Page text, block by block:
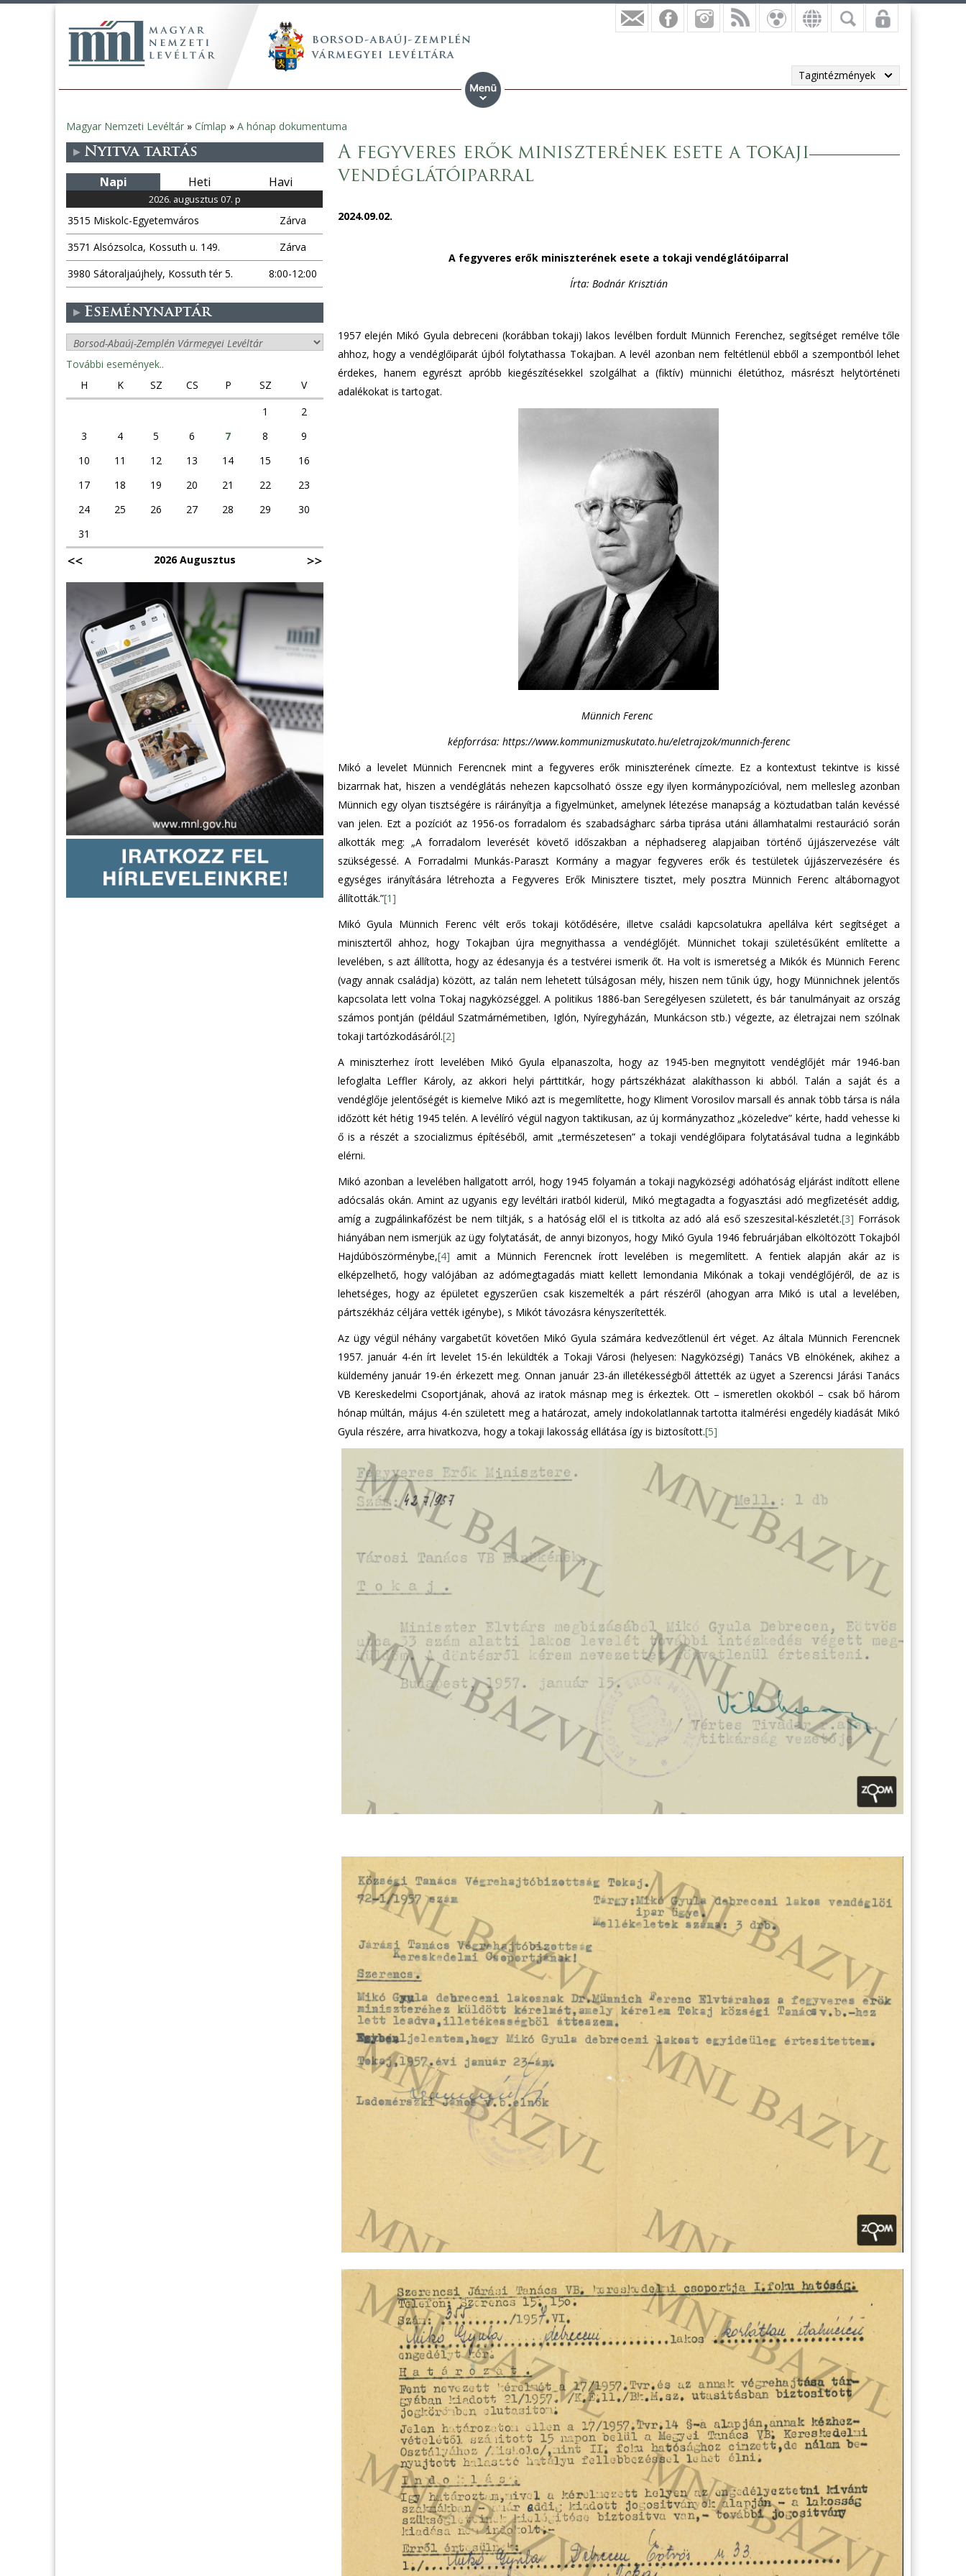
Tagintézmények
Jelenlegi
hely
Magyar Nemzeti Levéltár » Címlap » A hónap dokumentuma
A fegyveres erők miniszterének esete a tokaji
vendéglátóiparral
2024.09.02.
A fegyveres erők miniszterének esete a tokaji vendéglátóiparral
Írta: Bodnár Krisztián
1957 elején Mikó Gyula debreceni (korábban tokaji) lakos levélben fordult Münnich Ferenchez, segítséget remélve tőle
ahhoz, hogy a vendéglőiparát újból folytathassa Tokajban. A levél azonban nem feltétlenül ebből a szempontból lehet
érdekes, hanem egyrészt apróbb kiegészítésekkel szolgálhat a (fiktív) münnichi életúthoz, másrészt helytörténeti
adalékokat is tartogat.
Münnich Ferenc
képforrása: https://www.kommunizmuskutato.hu/eletrajzok/munnich-ferenc
Mikó a levelet Münnich Ferencnek mint a fegyveres erők miniszterének címezte. Ez a kontextust tekintve is kissé
bizarrnak hat, hiszen a vendéglátás nehezen kapcsolható össze egy ilyen kormánypozícióval, nem mellesleg azonban
Münnich egy olyan tisztségére is ráirányítja a figyelmünket, amelynek létezése manapság a köztudatban talán kevéssé
van jelen. Ezt a pozíciót az 1956-os forradalom és szabadságharc sárba tiprása utáni államhatalmi restauráció során
alkották meg: „A forradalom leverését követő időszakban a néphadsereg alapjaiban történő újjászervezése vált
szükségessé. A Forradalmi Munkás-Paraszt Kormány a magyar fegyveres erők és testületek újjászervezésére és
egységes irányítására létrehozta a Fegyveres Erők Minisztere tisztet, mely posztra Münnich Ferenc altábornagyot
állították.”[1]
Mikó Gyula Münnich Ferenc vélt erős tokaji kötődésére, illetve családi kapcsolatukra apellálva kért segítséget a
minisztertől ahhoz, hogy Tokajban újra megnyithassa a vendéglőjét. Münnichet tokaji születésűként említette a
levelében, s azt állította, hogy az édesanyja és a testvérei ismerik őt. Ha volt is ismeretség a Mikók és Münnich Ferenc
(vagy annak családja) között, az talán nem lehetett túlságosan mély, hiszen nem tűnik úgy, hogy Münnichnek jelentős
kapcsolata lett volna Tokaj nagyközséggel. A politikus 1886-ban Seregélyesen született, és bár tanulmányait az ország
számos pontján (például Szatmárnémetiben, Iglón, Nyíregyházán, Munkácson stb.) végezte, az életrajzai nem szólnak
tokaji tartózkodásáról.[2]
A miniszterhez írott levelében Mikó Gyula elpanaszolta, hogy az 1945-ben megnyitott vendéglőjét már 1946-ban
lefoglalta Leffler Károly, az akkori helyi párttitkár, hogy pártszékházat alakíthasson ki abból. Talán a saját és a
vendéglője jelentőségét is kiemelve Mikó azt is megemlítette, hogy Kliment Vorosilov marsall és annak több társa is nála
időzött két hétig 1945 telén. A levélíró végül nagyon taktikusan, az új kormányzathoz „közeledve” kérte, hadd vehesse ki
ő is a részét a szocializmus építéséből, amit „természetesen” a tokaji vendéglőipara folytatásával tudna a leginkább
elérni.
Mikó azonban a levelében hallgatott arról, hogy 1945 folyamán a tokaji nagyközségi adóhatóság eljárást indított ellene
adócsalás okán. Amint az ugyanis egy levéltári iratból kiderül, Mikó megtagadta a fogyasztási adó megfizetését addig,
amíg a zugpálinkafőzést be nem tiltják, s a hatóság elől el is titkolta az adó alá eső szeszesital-készletét.[3] Források
hiányában nem ismerjük az ügy folytatását, de annyi bizonyos, hogy Mikó Gyula 1946 februárjában elköltözött Tokajból
Hajdúböszörménybe,[4] amit a Münnich Ferencnek írott levelében is megemlített. A fentiek alapján akár az is
elképzelhető, hogy valójában az adómegtagadás miatt kellett lemondania Mikónak a tokaji vendéglőjéről, de az is
lehetséges, hogy az épületet egyszerűen csak kiszemelték a párt részéről (ahogyan arra Mikó is utal a levelében,
pártszékház céljára vették igénybe), s Mikót távozásra kényszerítették.
Az ügy végül néhány vargabetűt követően Mikó Gyula számára kedvezőtlenül ért véget. Az általa Münnich Ferencnek
1957. január 4-én írt levelet 15-én leküldték a Tokaji Városi (helyesen: Nagyközségi) Tanács VB elnökének, akihez a
küldemény január 19-én érkezett meg. Onnan január 23-án illetékességből áttették az ügyet a Szerencsi Járási Tanács
VB Kereskedelmi Csoportjának, ahová az iratok másnap meg is érkeztek. Ott – ismeretlen okokból – csak bő három
hónap múltán, május 4-én született meg a határozat, amely indokolatlannak tartotta italmérési engedély kiadását Mikó
Gyula részére, arra hivatkozva, hogy a tokaji lakosság ellátása így is biztosított.[5]
Nyitva tartás
Napi Heti Havi
2026. augusztus 07. p
3515 Miskolc-Egyetemváros
Zárva
3571 Alsózsolca, Kossuth u. 149.
Zárva
3980 Sátoraljaújhely, Kossuth tér 5.
8:00-12:00
Eseménynaptár
További események..
H
K SZ CS P SZ
V
1
2
3
4 5 6 7 8
9
10
11 12 13 14 15
16
17
18 19 20 21 22
23
24
25 26 27 28 29
30
31
2026 Augusztus